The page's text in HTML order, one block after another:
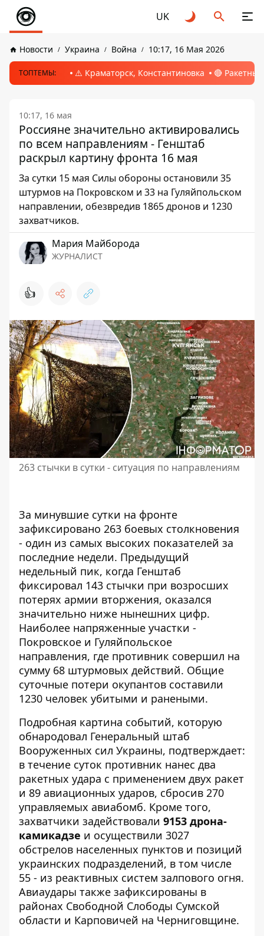
UK
Новости Украина Война 10:17, 16 Мая 2026
ТОПТЕМЫ: ⚠️ Краматорск, Константиновка 🔴
10:17, 16 мая
Россияне значительно активировались
по всем направлениям - Генштаб
раскрыл картину фронта 16 мая
За сутки 15 мая Силы обороны остановили 35
штурмов на Покровском и 33 на Гуляйпольском
направлении, обезвредив 1865 дронов и 1230
захватчиков.
Мария Майборода
ЖУРНАЛИСТ
👍
263 стычки в сутки - ситуация по направлениям
За минувшие сутки на фронте
зафиксировано 263 боевых столкновения
- один из самых высоких показателей за
последние недели. Предыдущий
недельный пик, когда Генштаб
фиксировал 143 стычки при возросших
потерях армии вторжения, оказался
значительно ниже нынешних цифр.
Наиболее напряженные участки -
Покровское и Гуляйпольское
направления, где противник совершил на
сумму 68 штурмовых действий. Общие
суточные потери окупантов составили
1230 человек убитыми и ранеными.
Подробная картина событий, которую
обнародовал Генеральный штаб
Вооруженных сил Украины, подтверждает:
в течение суток противник нанес два
ракетных удара с применением двух ракет
и 89 авиационных ударов, сбросив 270
управляемых авиабомб. Кроме того,
захватчики задействовали 9153 дрона-
камикадзе и осуществили 3027
обстрелов населенных пунктов и позиций
украинских подразделений, в том числе
55 - из реактивных систем залпового огня.
Авиаудары также зафиксированы в
районах Свободной Слободы Сумской
области и Карповичей на Черниговщине.